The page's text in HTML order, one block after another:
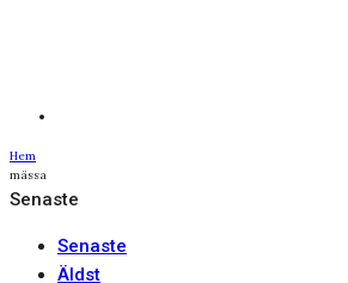
Hem
mässa
Senaste
Senaste
Äldst